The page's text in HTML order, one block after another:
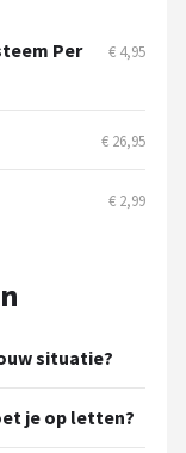
Per
€ 4,95
€ 26,95
€ 2,99
situatie?
je op letten?